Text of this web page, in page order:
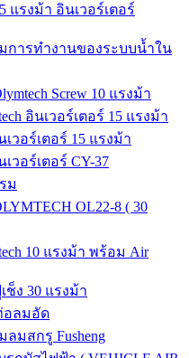
แรงม้า อินเวอร์เตอร์
การทำงานของระบบน้ำใน
Screw 10 แรงม้า
อินเวอร์เตอร์ 15 แรงม้า
วอร์เตอร์ 15 แรงม้า
วอร์เตอร์ CY-37
ม
OL22-8 ( 30
10 แรงม้า พร้อม Air
ง 30 แรงม้า
อลมอัด
มสกรู Fusheng